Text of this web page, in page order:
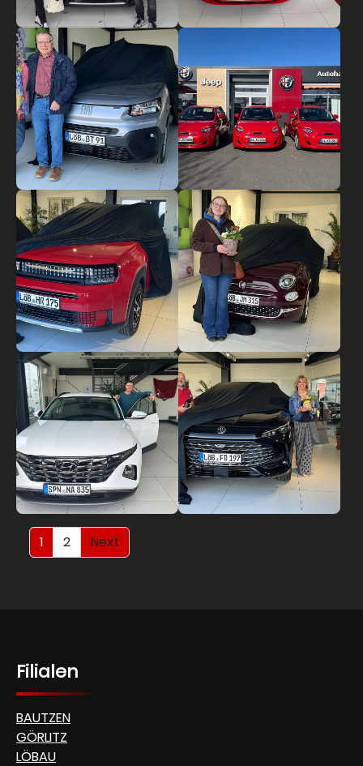
Show larger version Show larger version
Show larger version Show larger version
Show larger version Show larger version
1 2 Next
Filialen
BAUTZEN
GÖRLITZ
LÖBAU